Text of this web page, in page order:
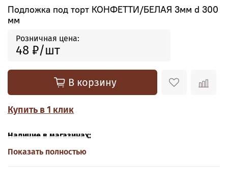
Подложка под торт КОНФЕТТИ/БЕЛАЯ 3мм d 300
мм
Розничная цена:
48 ₽
В корзину
Купить в 1 клик
Наличие в магазинах:
Показать полностью